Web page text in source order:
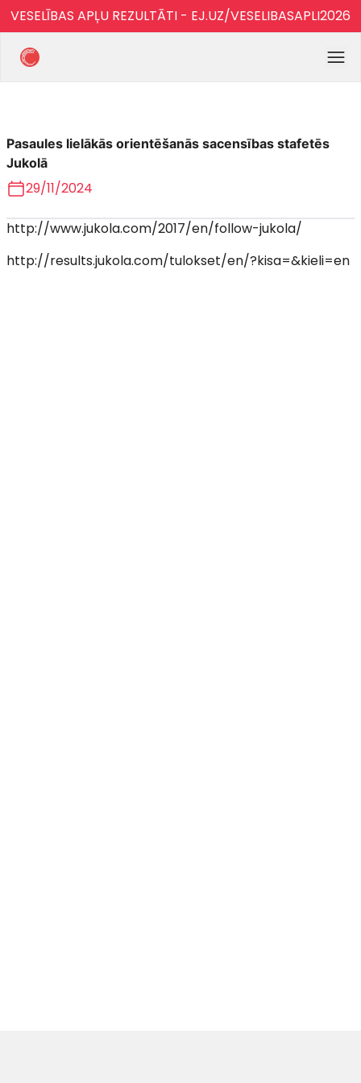
VESELĪBAS APĻU REZULTĀTI - EJ.UZ/VESELIBASAPLI2026
Pasaules lielākās orientēšanās sacensības stafetēs
Jukolā
29/11/2024
http://www.jukola.com/2017/en/follow-jukola/
http://results.jukola.com/tulokset/en/?kisa=&kieli=en